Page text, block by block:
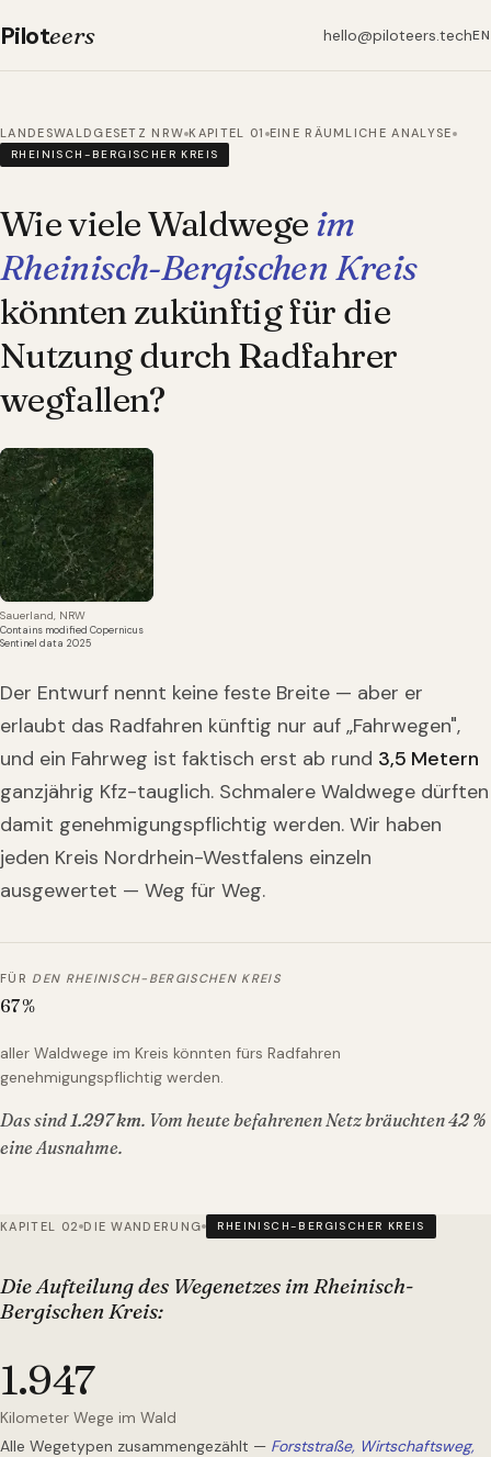
Piloteers hello@piloteers.techEN
LANDESWALDGESETZ NRW KAPITEL 01 EINE RÄUMLICHE ANALYSE
RHEINISCH-BERGISCHER KREIS
Wie viele Waldwege im
Rheinisch-Bergischen Kreis
könnten zukünftig für die
Nutzung durch Radfahrer
wegfallen?
Sauerland, NRW
Contains modified Copernicus
Sentinel data 2025
Der Entwurf nennt keine feste Breite — aber er
erlaubt das Radfahren künftig nur auf „Fahrwegen",
und ein Fahrweg ist faktisch erst ab rund 3,5 Metern
ganzjährig Kfz-tauglich. Schmalere Waldwege dürften
damit genehmigungspflichtig werden. Wir haben
jeden Kreis Nordrhein-Westfalens einzeln
ausgewertet — Weg für Weg.
FÜR DEN RHEINISCH-BERGISCHEN KREIS
67%
aller Waldwege im Kreis könnten fürs Radfahren
genehmigungspflichtig werden.
Das sind1.297km. Vom heute befahrenen Netz bräuchten42 %
eine Ausnahme.
KAPITEL 02 DIE WANDERUNG RHEINISCH-BERGISCHER KREIS
Die Aufteilung des Wegenetzes im Rheinisch-
Bergischen Kreis:
1.947
Kilometer Wege im Wald
Alle Wegetypen zusammengezählt — Forststraße, Wirtschaftsweg,